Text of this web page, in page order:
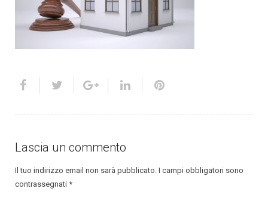
Lascia un commento
Il tuo indirizzo email non sarà pubblicato. I campi obbligatori sono
contrassegnati *